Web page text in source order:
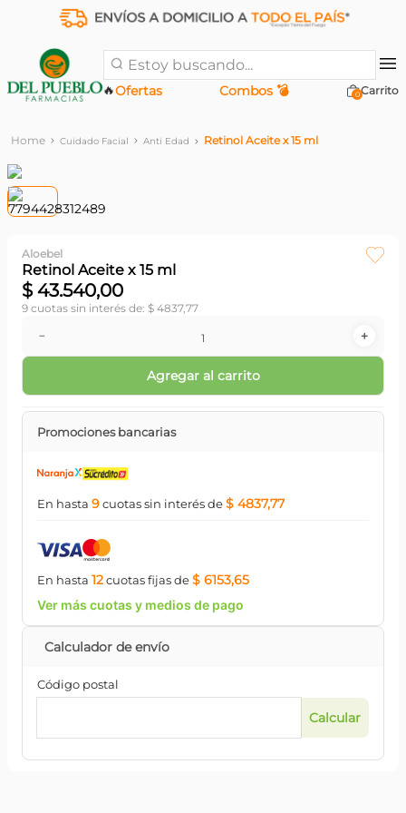
Estoy buscando...
Ofertas
🔥 Combos 💣 0
Cuidado Facial Anti Edad Retinol Aceite x 15 ml
Aloebel
Retinol Aceite x 15 ml
$ 43.540,00
9 cuotas sin interés de: $ 4837,77
＋
－
Agregar al carrito
Promociones bancarias
En hasta 9cuotassin interésde$ 4837,77
En hasta 12cuotasfijasde$ 6153,65
Ver más cuotas y medios de pago
Código postal